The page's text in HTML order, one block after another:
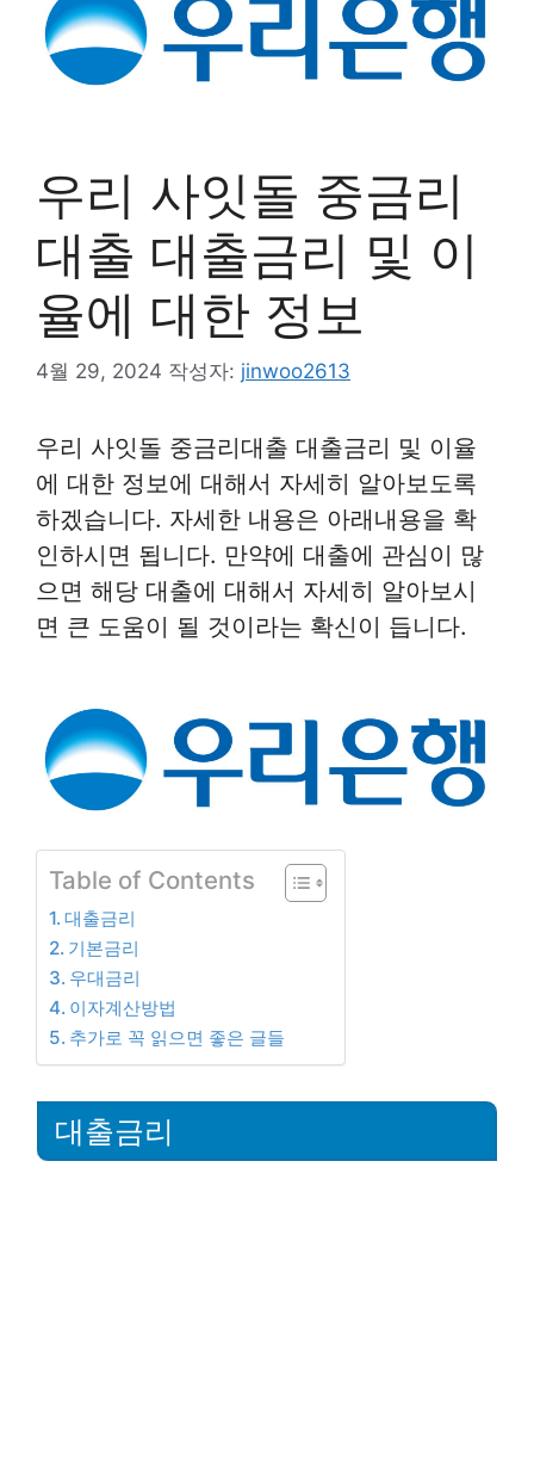
우리 사잇돌 중금리
대출 대출금리 및 이
율에 대한 정보
4월 29, 2024 작성자: jinwoo2613
우리 사잇돌 중금리대출 대출금리 및 이율
에 대한 정보에 대해서 자세히 알아보도록
하겠습니다. 자세한 내용은 아래내용을 확
인하시면 됩니다. 만약에 대출에 관심이 많
으면 해당 대출에 대해서 자세히 알아보시
면 큰 도움이 될 것이라는 확신이 듭니다.
Table of Contents
대출금리
기본금리
우대금리
이자계산방법
추가로 꼭 읽으면 좋은 글들
대출금리